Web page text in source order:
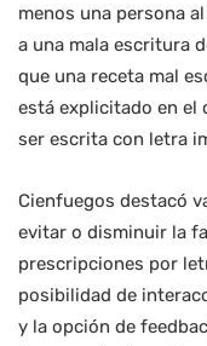
menos una persona
a una mala escritura
que una receta mal
está explicitado en el
ser escrita con letra
Cienfuegos destacó
evitar o disminuir la
prescripciones por
posibilidad de
y la opción de